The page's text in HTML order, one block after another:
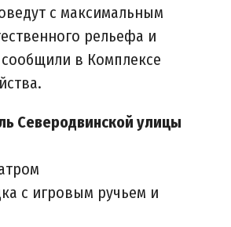
с максимальным
рельефа и
сообщили в Комплексе
Северодвинской улицы
с игровым ручьем и